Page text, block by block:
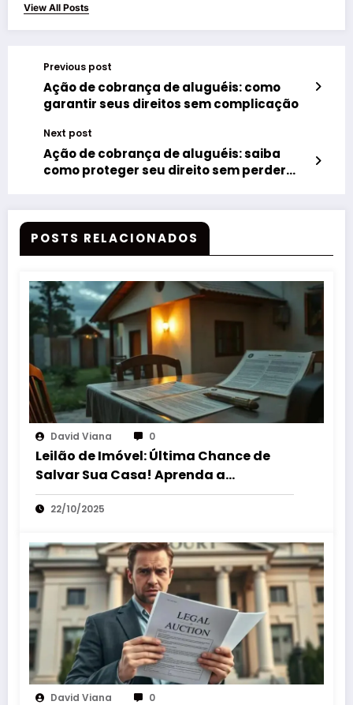
View All Posts
Previous post
Ação de cobrança de aluguéis: como
garantir seus direitos sem complicação
Next post
Ação de cobrança de aluguéis: saiba
como proteger seu direito sem perder
POSTS RELACIONADOS
David Viana 0
Leilão de Imóvel: Última Chance de
Salvar Sua Casa! Aprenda a
Suspender a Venda!
22/10/2025
David Viana 0